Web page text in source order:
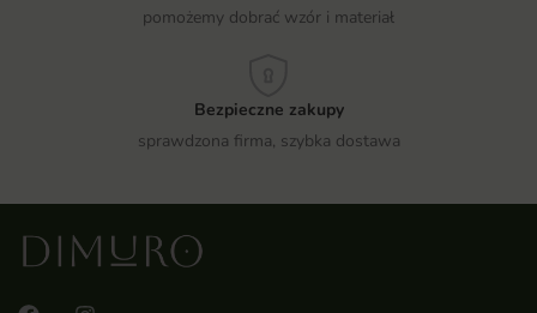
pomożemy dobrać wzór i materiał
Bezpieczne zakupy
sprawdzona firma, szybka dostawa